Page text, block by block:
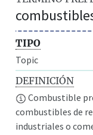
TIPO
Topic
DEFINICIÓN
Combustible
combustibles de
industriales o